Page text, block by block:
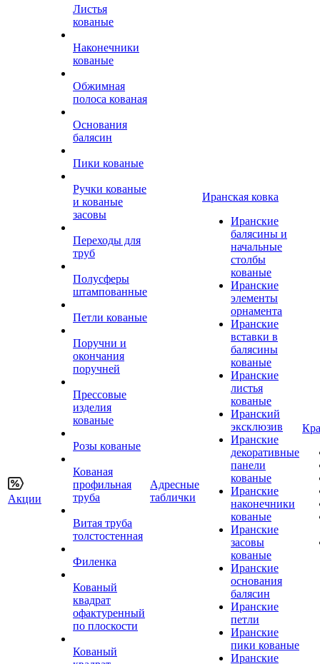
Акции
Листья
кованые
Наконечники
кованые
Обжимная
полоса кованая
Основания
балясин
Пики кованые
Ручки кованые
и кованые
засовы
Переходы для
труб
Полусферы
штампованные
Петли кованые
Поручни и
окончания
поручней
Прессовые
изделия
кованые
Розы кованые
Кованая
профильная
труба
Витая труба
толстостенная
Филенка
Кованый
квадрат
офактуренный
по плоскости
Кованый
Адресные
таблички
Иранская ковка
Иранские
балясины и
начальные
столбы
кованые
Иранские
элементы
орнамента
Иранские
вставки в
балясины
кованые
Иранские
листья
кованые
Иранский
эксклюзив
Иранские
декоративные
панели
кованые
Иранские
наконечники
кованые
Иранские
засовы
кованые
Иранские
основания
балясин
Иранские
петли
Иранские
пики кованые
Иранские